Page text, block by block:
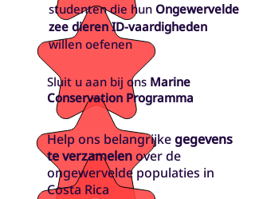
studenten die hun Ongewervelde
zee dieren ID-vaardigheden
willen oefenen
Sluit u aan bij ons Marine
Conservation Programma
Help ons belangrijkegegevens
te verzamelenover de
ongewervelde populaties in
Costa Rica